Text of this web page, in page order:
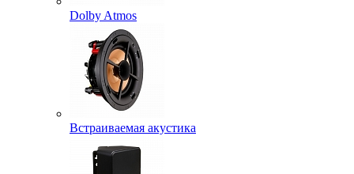
Dolby Atmos
Встраиваемая акустика